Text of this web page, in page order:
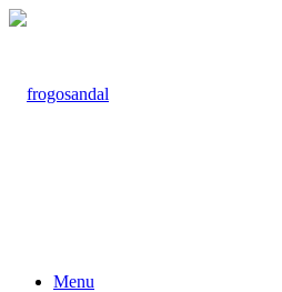
Menu